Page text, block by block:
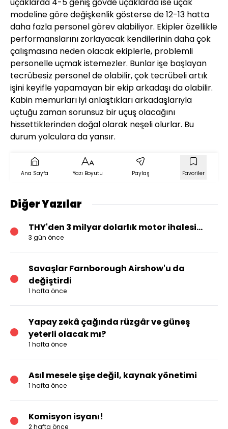
modeline göre değişkenlik gösterse de 12-13 hatta
daha fazla personel görev alabiliyor. Ekipler özellikle
performanslarını zorlayacak kendilerinin daha çok
çalışmasına neden olacak ekiplerle, problemli
personelle uçmak istemezler. Bunlar işe başlayan
tecrübesiz personel de olabilir, çok tecrübeli artık
işini keyifle yapamayan bir ekip arkadaşı da olabilir.
Kabin memurları iyi anlaştıkları arkadaşlarıyla
uçtuğu zaman sorunsuz bir uçuş olacağını
hissettiklerinden doğal olarak neşeli olurlar. Bu
durum yolculara da yansır.
Ana Sayfa Yazı Boyutu Paylaş Favoriler
Diğer Yazılar
THY'den 3 milyar dolarlık motor ihalesi…
3 gün önce
Savaşlar Farnborough Airshow'u da
değiştirdi
1 hafta önce
Yapay zekâ çağında rüzgâr ve güneş
yeterli olacak mı?
1 hafta önce
Asıl mesele şişe değil, kaynak yönetimi
1 hafta önce
Komisyon isyanı!
2 hafta önce